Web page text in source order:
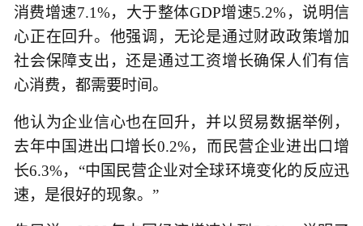
消费增速7.1%，大于整体GDP增速5.2%，说明信
心正在回升。他强调，无论是通过财政政策增加
社会保障支出，还是通过工资增长确保人们有信
心消费，都需要时间。
他认为企业信心也在回升，并以贸易数据举例，
去年中国进出口增长0.2%，而民营企业进出口增
长6.3%，“中国民营企业对全球环境变化的反应迅
速，是很好的现象。”